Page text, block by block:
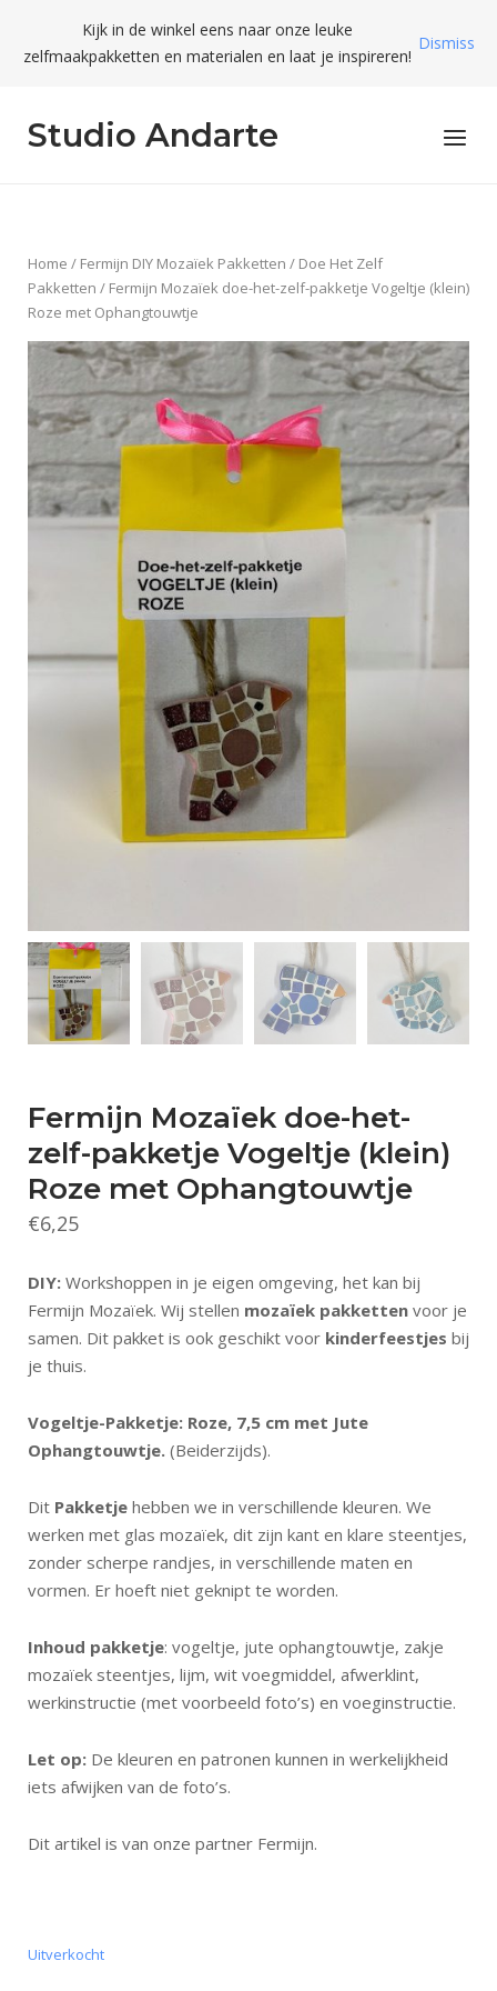
content
Kijk in de winkel eens naar onze leuke
zelfmaakpakketten en materialen en laat je inspireren!
Dismiss
Studio Andarte Menu
Home / Fermijn DIY Mozaïek Pakketten / Doe Het Zelf
Pakketten / Fermijn Mozaïek doe-het-zelf-pakketje Vogeltje (klein)
Roze met Ophangtouwtje
Fermijn Mozaïek doe-het-
zelf-pakketje Vogeltje (klein)
Roze met Ophangtouwtje
€6,25
DIY: Workshoppen in je eigen omgeving, het kan bij
Fermijn Mozaïek. Wij stellen mozaïek pakketten voor je
samen. Dit pakket is ook geschikt voor kinderfeestjes bij
je thuis.
Vogeltje-Pakketje: Roze, 7,5 cm met Jute
Ophangtouwtje. (Beiderzijds).
Dit Pakketje hebben we in verschillende kleuren. We
werken met glas mozaïek, dit zijn kant en klare steentjes,
zonder scherpe randjes, in verschillende maten en
vormen. Er hoeft niet geknipt te worden.
Inhoud pakketje: vogeltje, jute ophangtouwtje, zakje
mozaïek steentjes, lijm, wit voegmiddel, afwerklint,
werkinstructie (met voorbeeld foto’s) en voeginstructie.
Let op: De kleuren en patronen kunnen in werkelijkheid
iets afwijken van de foto’s.
Dit artikel is van onze partner Fermijn.
Uitverkocht